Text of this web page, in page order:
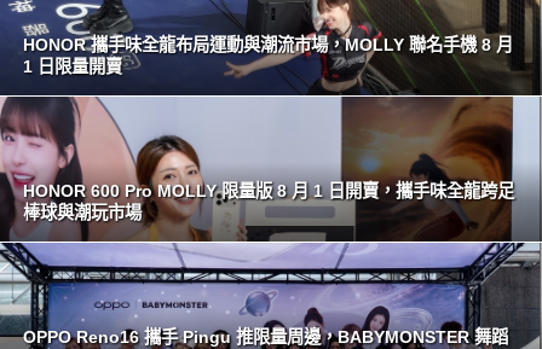
HONOR 攜手味全龍布局運動與潮流市場，MOLLY 聯名手機 8 月
1 日限量開賣
HONOR 600 Pro MOLLY 限量版 8 月 1 日開賣，攜手味全龍跨足
棒球與潮玩市場
OPPO Reno16 攜手 Pingu 推限量周邊，BABYMONSTER 舞蹈